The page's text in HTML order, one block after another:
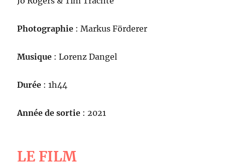
Photographie : Markus Förderer
Musique : Lorenz Dangel
Durée : 1h44
Année de sortie : 2021
LE FILM